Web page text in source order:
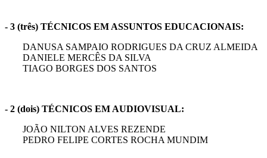
- 3 (três) TÉCNICOS EM ASSUNTOS EDUCACIONAIS:
DANUSA SAMPAIO RODRIGUES DA CRUZ ALMEIDA
DANIELE MERCÊS DA SILVA
TIAGO BORGES DOS SANTOS
- 2 (dois) TÉCNICOS EM AUDIOVISUAL:
JOÃO NILTON ALVES REZENDE
PEDRO FELIPE CORTES ROCHA MUNDIM